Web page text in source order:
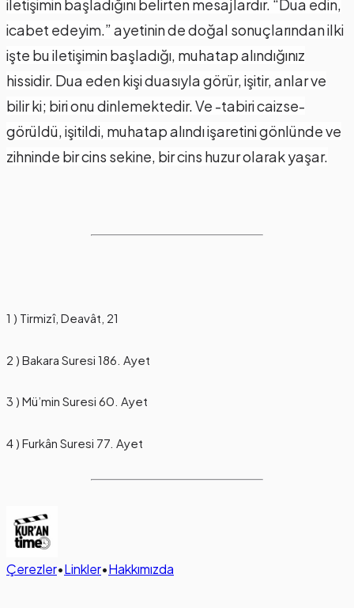
iletişimin başladığını belirten mesajlardır. “Dua edin,
icabet edeyim.” ayetinin de doğal sonuçlarından ilki
işte bu iletişimin başladığı, muhatap alındığınız
hissidir. Dua eden kişi duasıyla görür, işitir, anlar ve
bilir ki; biri onu dinlemektedir. Ve -tabiri caizse-
görüldü, işitildi, muhatap alındı işaretini gönlünde ve
zihninde bir cins sekine, bir cins huzur olarak yaşar.
1 ) Tirmizî, Deavât, 21
2 ) Bakara Suresi 186. Ayet
3 ) Mü’min Suresi 60. Ayet
4 ) Furkân Suresi 77. Ayet
Çerezler•Linkler•Hakkımızda